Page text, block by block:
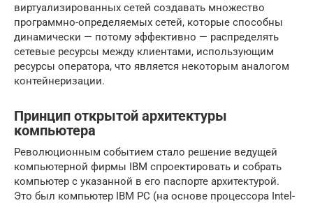
виртуализированных сетей создавать множество
программно-определяемых сетей, которые способны
динамически — потому эффективно — распределять
сетевые ресурсы между клиентами, использующим
ресурсы оператора, что является некоторым аналогом
контейнеризации.
Принцип открытой архитектуры
компьютера
Революционным событием стало решение ведущей
компьютерной фирмы IBM спроектировать и собрать
компьютер с указанной в его паспорте архитектурой.
Это был компьютер IBM PC (на основе процессора Intel-